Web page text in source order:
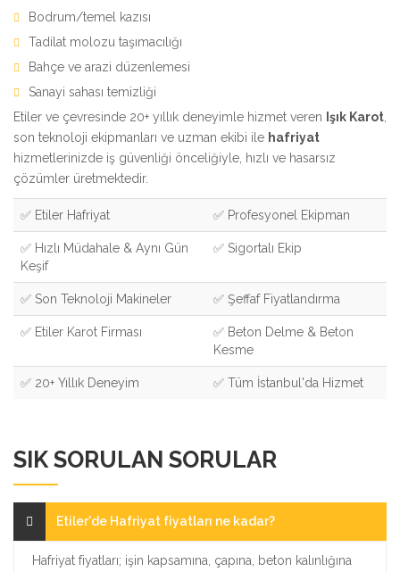
Bodrum/temel kazısı
Tadilat molozu taşımacılığı
Bahçe ve arazi düzenlemesi
Sanayi sahası temizliği
Etiler ve çevresinde 20+ yıllık deneyimle hizmet veren Işık Karot
son teknoloji ekipmanları ve uzman ekibi ile hafriyat
hizmetlerinizde iş güvenliği önceliğiyle, hızlı ve hasarsız
çözümler üretmektedir.
✅ Etiler Hafriyat ✅ Profesyonel Ekipman
✅ Hızlı Müdahale & Aynı Gün
Keşif
✅ Sigortalı Ekip
✅ Son Teknoloji Makineler ✅ Şeffaf Fiyatlandırma
✅ Etiler Karot Firması
✅ Beton Delme & Beton
Kesme
✅ 20+ Yıllık Deneyim ✅ Tüm İstanbul'da Hizmet
SIK SORULAN SORULAR
Etiler'de Hafriyat fiyatları ne kadar?
Hafriyat fiyatları; işin kapsamına, çapına, beton kalınlığına